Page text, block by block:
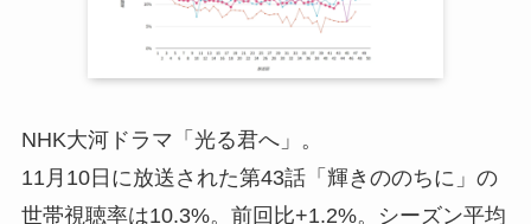
NHK大河ドラマ「光る君へ」。
11月10日に放送された第43話「輝きののちに」の
世帯視聴率は10.3%。前回比+1.2%。シーズン平均